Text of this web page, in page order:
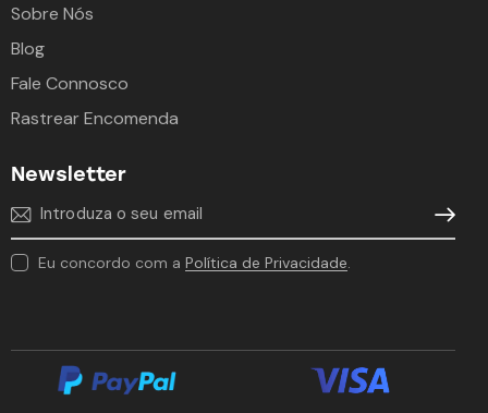
Sobre Nós
Blog
Fale Connosco
Rastrear Encomenda
Newsletter
Eu concordo com a Política de Privacidade.